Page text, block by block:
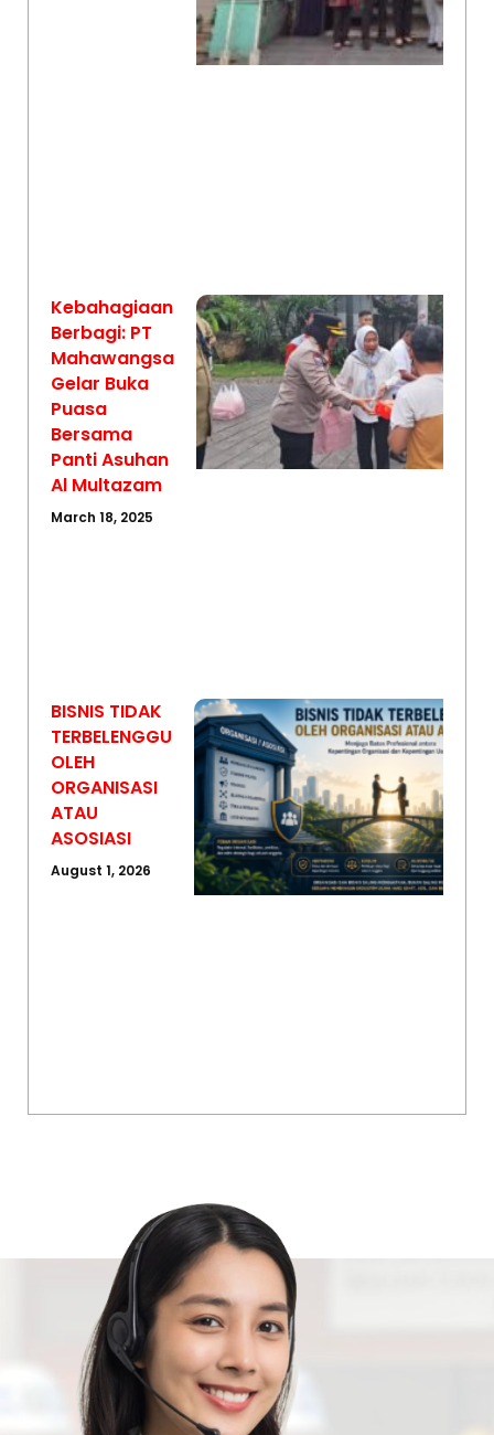
Kebahagiaan
Berbagi: PT
Mahawangsa
Gelar Buka
Puasa
Bersama
Panti Asuhan
Al Multazam
March 18, 2025
BISNIS TIDAK
TERBELENGGU
OLEH
ORGANISASI
ATAU
ASOSIASI
August 1, 2026